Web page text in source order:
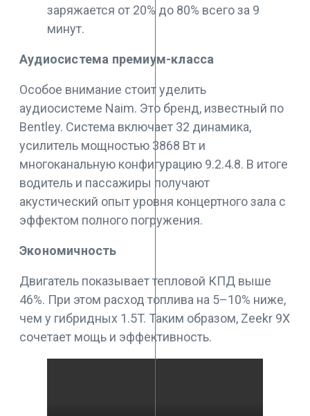
заряжается от 20% до 80% всего за 9
минут.
Аудиосистема премиум-класса
Особое внимание стоит уделить
аудиосистеме Naim. Это бренд, известный по
Bentley. Система включает 32 динамика,
усилитель мощностью 3868 Вт и
многоканальную конфигурацию 9.2.4.8. В итоге
водитель и пассажиры получают
акустический опыт уровня концертного зала с
эффектом полного погружения.
Экономичность
Двигатель показывает тепловой КПД выше
46%. При этом расход топлива на 5–10% ниже,
чем у гибридных 1.5T. Таким образом, Zeekr 9X
сочетает мощь и эффективность.